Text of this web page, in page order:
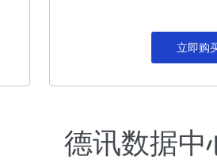
立即购
德讯数据中